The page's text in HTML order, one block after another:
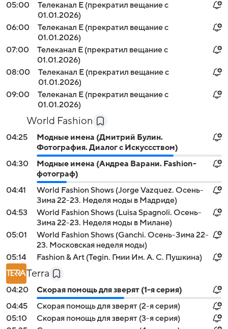
05:00
Телеканал E (прекратил вещание с
01.01.2026)
06:00
Телеканал E (прекратил вещание с
01.01.2026)
07:00
Телеканал E (прекратил вещание с
01.01.2026)
08:00
Телеканал E (прекратил вещание с
01.01.2026)
09:00
Телеканал E (прекратил вещание с
01.01.2026)
World Fashion
04:25
Модные имена (Дмитрий Булин.
Фотография. Диалог с Искуссством)
04:30
Модные имена (Андреа Варани. Fashion-
фотограф)
04:41
World Fashion Shows (Jorge Vazquez. Осень-
Зима 22-23. Неделя моды в Мадриде)
04:53
World Fashion Shows (Luisa Spagnoli. Осень-
Зима 22-23. Неделя моды в Милане)
05:01
World Fashion Shows (Ganchi. Осень-Зима 22-
23. Московская неделя моды)
05:14
Fashion & Art (Tegin. Гмии Им. А. С. Пушкина)
Terra
04:20
Скорая помощь для зверят (1-я серия)
04:45
Скорая помощь для зверят (2-я серия)
05:10
Скорая помощь для зверят (3-я серия)